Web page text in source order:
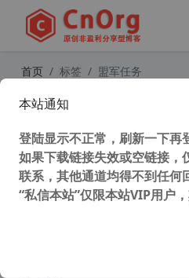
首页 标签 盟军任务
单机游戏
本站通知
登陆显示不正常，刷新一下再
如果下载链接失效或空链接，
联系，其他通道均得不到任
“私信本站”仅限本站VIP用户